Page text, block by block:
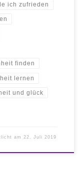
ich zufrieden
finden
lernen
und glück
am 22. Juli 2019